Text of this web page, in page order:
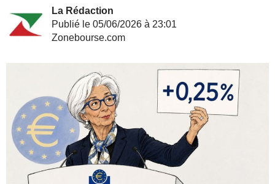
La Rédaction
Publié le 05/06/2026 à 23:01
Zonebourse.com